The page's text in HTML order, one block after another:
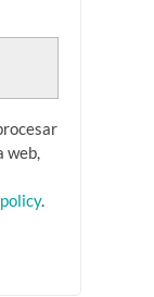
web,
.